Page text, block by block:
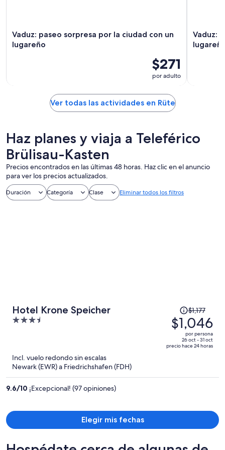
Vaduz: paseo sorpresa por la ciudad con un
lugareño
$271
por adulto
Vaduz:
Ver todas las actividades en Rüte
Haz planes y viaja a Teleférico
Brülisau-Kasten
Precios encontrados en las últimas 48 horas. Haz clic en el anuncio
para ver los precios actualizados.
Duración Categoría Clase Eliminar todos los filtros
Hotel Krone Speicher
3.5
precio
era
$1,177
por
$1,177
$1,046
por persona
26 oct - 31 oct
precio hace 24 horas
Incl. vuelo redondo sin escalas
Newark (EWR) a Friedrichshafen (FDH)
9.6/10 ¡Excepcional! (97 opiniones)
Elegir mis fechas